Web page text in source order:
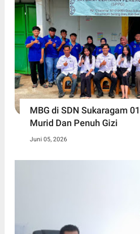
MBG di SDN Sukaragam
Murid Dan Penuh Gizi
Juni 05, 2026